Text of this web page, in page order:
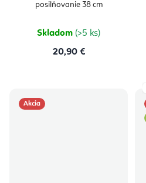
posilňovanie 38 cm
Skladom (>5 ks)
20,90 €
Akcia